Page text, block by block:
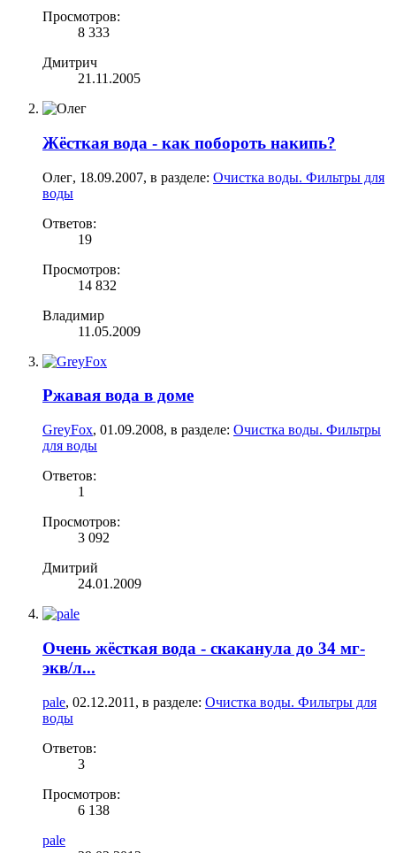
Просмотров:
8 333
Дмитрич
21.11.2005
Жёсткая вода - как побороть накипь?
Олег, 18.09.2007, в разделе: Очистка воды. Фильтры для
воды
Ответов:
19
Просмотров:
14 832
Владимир
11.05.2009
Ржавая вода в доме
GreyFox, 01.09.2008, в разделе: Очистка воды. Фильтры
для воды
Ответов:
1
Просмотров:
3 092
Дмитрий
24.01.2009
Очень жёсткая вода - скаканула до 34 мг-
экв/л...
pale, 02.12.2011 , в разделе: Очистка воды. Фильтры для
воды
Ответов:
3
Просмотров:
6 138
pale